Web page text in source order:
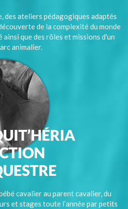
des ateliers pédagogiques adaptés
de la complexité du monde
que des rôles et missions d'un
animalier.
cavalier au parent cavalier, du
et stages toute l’année par petits